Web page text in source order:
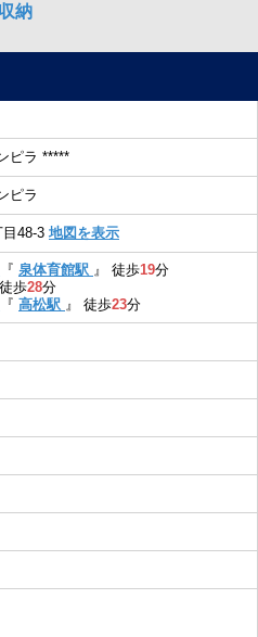
ピラ *****
ピラ
48-3 地図を表示
『 泉体育館駅 』 徒歩19分
徒歩28分
『 高松駅 』 徒歩23分